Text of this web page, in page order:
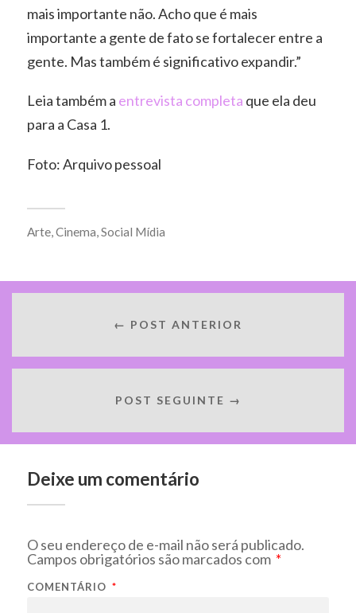
mais importante não. Acho que é mais
importante a gente de fato se fortalecer entre a
gente. Mas também é significativo expandir.”
Leia também a entrevista completa que ela deu
para a Casa 1.
Foto: Arquivo pessoal
Arte,Cinema,Social Mídia
← POST ANTERIOR
POST SEGUINTE →
Deixe um comentário
O seu endereço de e-mail não será publicado.
Campos obrigatórios são marcados com *
COMENTÁRIO *